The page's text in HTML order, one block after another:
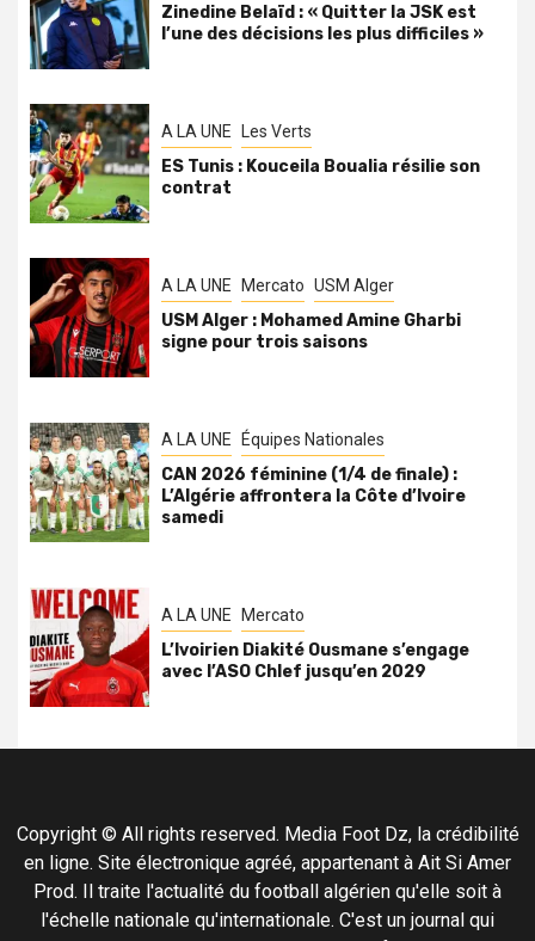
Zinedine Belaïd : « Quitter la JSK est
l’une des décisions les plus difficiles »
A LA UNE Les Verts
ES Tunis : Kouceila Boualia résilie son
contrat
A LA UNE Mercato USM Alger
USM Alger : Mohamed Amine Gharbi
signe pour trois saisons
A LA UNE Équipes Nationales
CAN 2026 féminine (1/4 de finale) :
L’Algérie affrontera la Côte d’Ivoire
samedi
A LA UNE Mercato
L’Ivoirien Diakité Ousmane s’engage
avec l’ASO Chlef jusqu’en 2029
Copyright © All rights reserved. Media Foot Dz, la crédibilité
en ligne. Site électronique agréé, appartenant à Ait Si Amer
Prod. Il traite l'actualité du football algérien qu'elle soit à
l'échelle nationale qu'internationale. C'est un journal qui